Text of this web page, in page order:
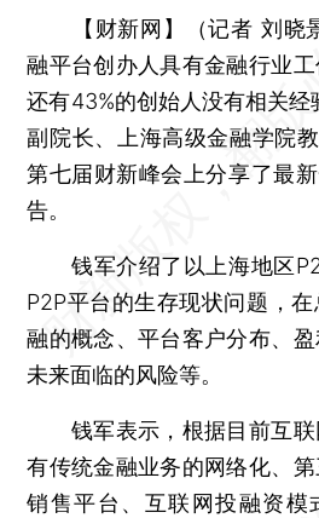
【财新网】（记者 刘晓
融平台创办人具有金融行业
还有43%的创始人没有相关经
副院长、上海高级金融学院
第七届财新峰会上分享了最
告。
钱军介绍了以上海地区
P2P平台的生存现状问题，
融的概念、平台客户分布、盈
未来面临的风险等。
钱军表示，根据目前互联
有传统金融业务的网络化、
销售平台、互联网投融资模